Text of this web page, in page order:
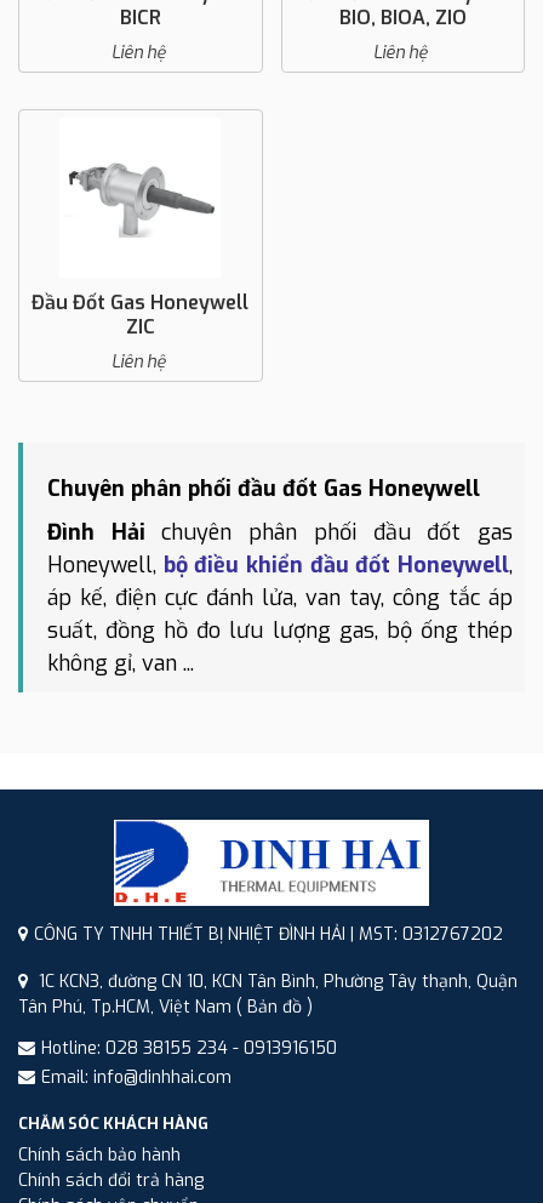
BICR
Liên hệ
BIO, BIOA, ZIO
Liên hệ
Đầu Đốt Gas Honeywell
ZIC
Liên hệ
Chuyên phân phối đầu đốt Gas Honeywell
Đình Hải chuyên phân phối đầu đốt gas
Honeywell, bộ điều khiển đầu đốt Honeywell,
áp kế, điện cực đánh lửa, van tay, công tắc áp
suất, đồng hồ đo lưu lượng gas, bộ ống thép
không gỉ, van ...
CÔNG TY TNHH THIẾT BỊ NHIỆT ĐÌNH HẢI | MST: 0312767202
1C KCN3, đường CN 10, KCN Tân Bình, Phường Tây thạnh, Quận
Tân Phú, Tp.HCM, Việt Nam ( Bản đồ )
Hotline: 028 38155 234 - 0913916150
Email: info@dinhhai.com
CHĂM SÓC KHÁCH HÀNG
Chính sách bảo hành
Chính sách đổi trả hàng